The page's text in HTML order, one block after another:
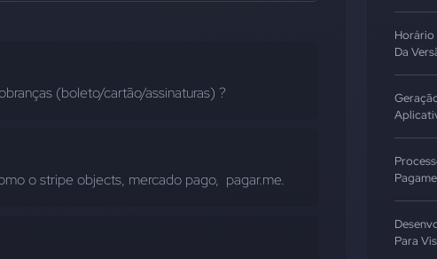
(boleto/cartão/assinaturas) ?
o stripe objects, mercado pago,  pagar.me.
Horário
Da
Para